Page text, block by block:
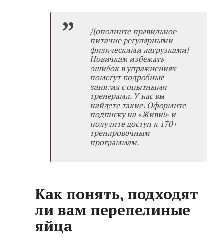
Дополните правильное
питание регулярными
физическими нагрузками!
Новичкам избежать
ошибок в упражнениях
помогут подробные
занятия с опытными
тренерами. У нас вы
найдете такие! Оформите
подписку на «Живи!» и
получите доступ к 170+
тренировочным
программам.
Как понять, подходят
ли вам перепелиные
яйца